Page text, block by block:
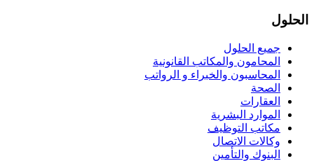
الحلول
جميع الحلول
المحامون والمكاتب القانونية
المحاسبون والخبراء و الرواتب
الصحة
العقارات
الموارد البشرية
مكاتب التوظيف
وكالات الاتصال
البنوك والتأمين